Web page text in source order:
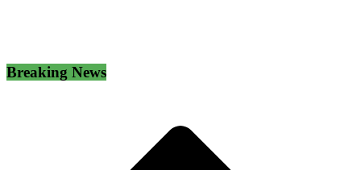
Breaking News